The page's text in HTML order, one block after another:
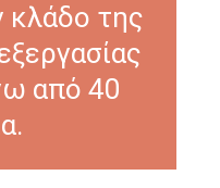
κλάδο της
από 40